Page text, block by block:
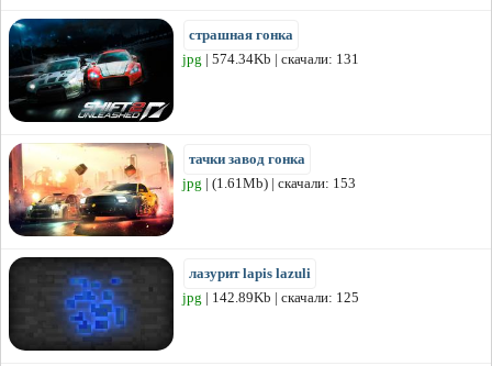
страшная гонка
jpg | 574.34Kb | скачали: 131
тачки завод гонка
jpg | (1.61Mb) | скачали: 153
лазурит lapis lazuli
jpg | 142.89Kb | скачали: 125